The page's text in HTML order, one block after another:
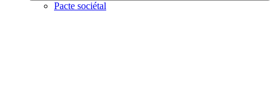
Pacte sociétal